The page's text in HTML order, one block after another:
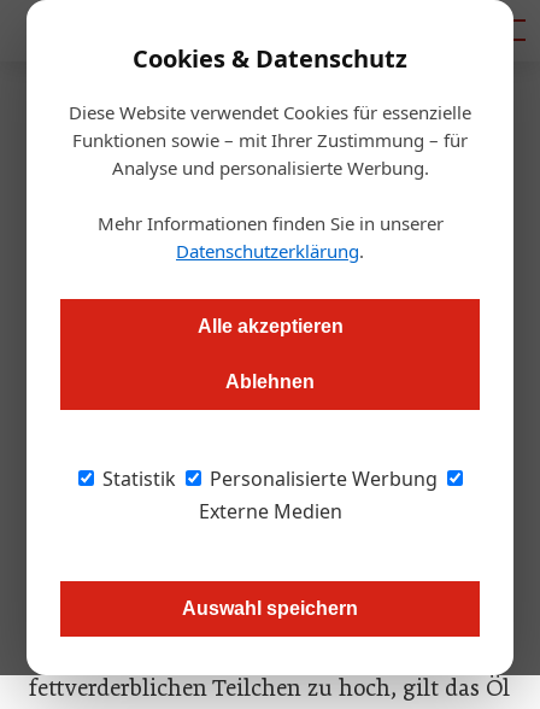
Cookies & Datenschutz
Diese Website verwendet Cookies für essenzielle
Funktionen sowie – mit Ihrer Zustimmung – für
Analyse und personalisierte Werbung.
Mehr Informationen finden Sie in unserer
Datenschutzerklärung.
Alle akzeptieren
Ablehnen
Statistik
Personalisierte Werbung
Externe Medien
Auswahl speichern
Startseite/Gastro & Hotel
Expertise zum richtigen
Umgang mit Frittieröl
Wer dachte, Frittieröl müsse bereits nach drei bis vier Tagen
entsorgt werden, lag lange Zeit richtig, doch heute trifft das
Die Qualität von Frittieröl wird, anders als oft
Geruchs gemessen, sondern anhand des
sogenannten „Total Polar Materials“, kurz
fettverderblichen Teilchen zu hoch, gilt das Öl